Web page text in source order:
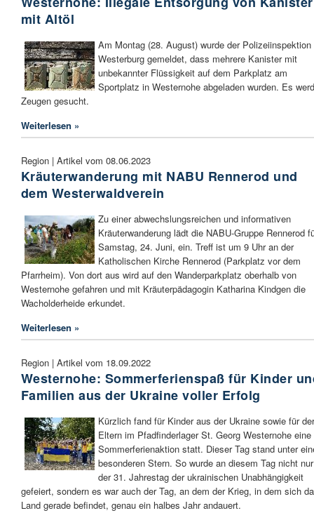
mit Altöl
Am Montag (28. August) wurde der Polizeiinspektion
Westerburg gemeldet, dass mehrere Kanister mit
unbekannter Flüssigkeit auf dem Parkplatz am
Sportplatz in Westernohe abgeladen wurden. Es
Zeugen gesucht.
Weiterlesen »
Region | Artikel vom 08.06.2023
Kräuterwanderung mit NABU Rennerod und
dem Westerwaldverein
Zu einer abwechslungsreichen und informativen
Kräuterwanderung lädt die NABU-Gruppe Rennerod
Samstag, 24. Juni, ein. Treff ist um 9 Uhr an der
Katholischen Kirche Rennerod (Parkplatz vor dem
Pfarrheim). Von dort aus wird auf den Wanderparkplatz oberhalb von
Westernohe gefahren und mit Kräuterpädagogin Katharina Kindgen die
Wacholderheide erkundet.
Weiterlesen »
Region | Artikel vom 18.09.2022
Westernohe: Sommerferienspaß für Kinder
Familien aus der Ukraine voller Erfolg
Kürzlich fand für Kinder aus der Ukraine sowie für
Eltern im Pfadfinderlager St. Georg Westernohe eine
Sommerferienaktion statt. Dieser Tag stand unter
besonderen Stern. So wurde an diesem Tag nicht nur
der 31. Jahrestag der ukrainischen Unabhängigkeit
gefeiert, sondern es war auch der Tag, an dem der Krieg, in dem sich
Land gerade befindet, genau ein halbes Jahr andauert.